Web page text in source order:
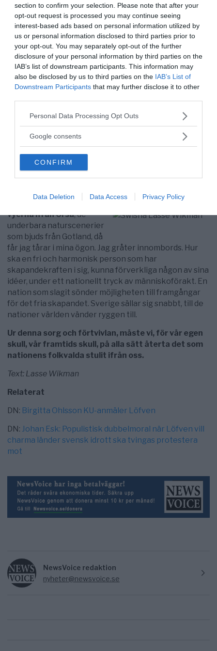
section to confirm your selection. Please note that after your
opt-out request is processed you may continue seeing
interest-based ads based on personal information utilized by
us or personal information disclosed to third parties prior to
your opt-out. You may separately opt-out of the further
disclosure of your personal information by third parties on the
IAB’s list of downstream participants. This information may
also be disclosed by us to third parties on the IAB’s List of
Downstream Participants that may further disclose it to other
Please note that this website/app uses one or more Google
not limited to your visit or usage behaviour. You may click to
use your data for below specified purposes in below Google
consent section.
Personal Data Processing Opt Outs
Google consents
CONFIRM
Data Deletion Data Access Privacy Policy
uppmaning, se till att alla svarar på ett frågeformulär,
med mycket personliga frågor, är väldigt
integritetskränkande. Bl a ska kontoinnehavaren
svara på om man själv eller någon anhörig tillhör någon
utsatt ställning rent politiskt. Dessutom ska man svara
på om man använder mycket kontanter. Om man anger
att man har återkommande insättningar/uttag, då ska
man uppge hur pass mycket per månad. Dessutom ska
syftet med att använda kontanter uppges.
Sverige har med dessa system tagit ett stort steg
mot ett kontrollsamhälle, ett omänskligt samhälle,
som vi alla kunde uppleva fanns i forna DDR. Ett
system som dåvarande svensk regering kunde
benämna som omänskligt.
När jag ser de vackra
vyerna ifrån Orsa, de
underbara naturscenerier
som bjuds från Gotland, då
får jag tårar i mina ögon. Jag gråter innombords. Hur
ska en fri och harmonisk person som har
skapandekraften i sig, kunna förverkliga någon av sina
idéer, under ett nationellt tryck av människoförakt. En
nation som slagit sönder möjligheten till framgångar
för det fria skapandet. Sverige sällar sig snabbt, till de
nationer världen vänder ryggen till.
Ur denna sorg och förtvivlan, måste vi, för vår egen
skull, vår framtids skull, på alla sätt återta det som
nationens folkvalda stulit ifrån oss.
Text: Lasse Wikman
Relaterat
DN: Birgitta Ohlsson KU-anmäler Löfven
DN: Johan Esk: Populistisk dubbelmoral när Löfven vill
charma länder svensk idrott ska tvingas protestera
mot
NewsVoice redaktion
nyheter@newsvoice.se